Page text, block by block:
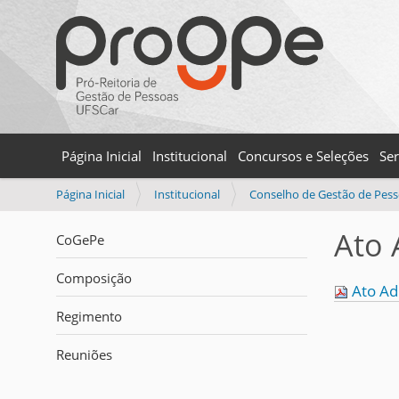
Página Inicial Institucional Concursos e Seleções
V
ê
s
á
q
Página Inicial Institucional Conselho de Gestão de
CoGePe
Composição
Regimento
Reuniões
Ato
Ato